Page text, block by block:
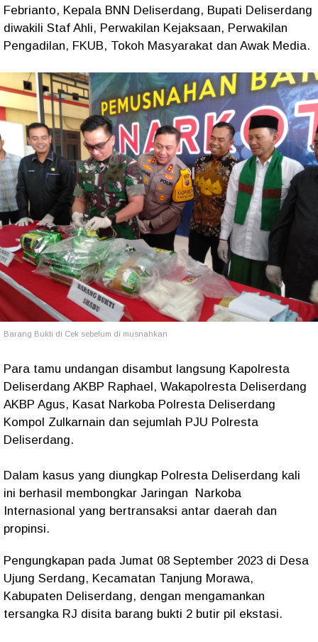
Febrianto, Kepala BNN Deliserdang, Bupati Deliserdang
diwakili Staf Ahli, Perwakilan Kejaksaan, Perwakilan
Pengadilan, FKUB, Tokoh Masyarakat dan Awak Media.
Barang Bukti di Cek sebelum di musnahkan
Para tamu undangan disambut langsung Kapolresta
Deliserdang AKBP Raphael, Wakapolresta Deliserdang
AKBP Agus, Kasat Narkoba Polresta Deliserdang
Kompol Zulkarnain dan sejumlah PJU Polresta
Deliserdang.
Dalam kasus yang diungkap Polresta Deliserdang kali
ini berhasil membongkar Jaringan Narkoba
Internasional yang bertransaksi antar daerah dan
propinsi.
Pengungkapan pada Jumat 08 September 2023 di Desa
Ujung Serdang, Kecamatan Tanjung Morawa,
Kabupaten Deliserdang, dengan mengamankan
tersangka RJ disita barang bukti 2 butir pil ekstasi.